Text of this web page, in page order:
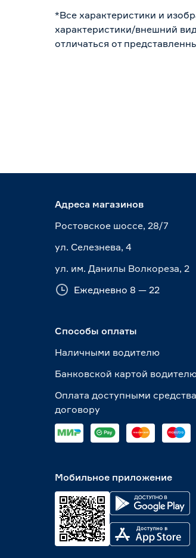
*Все характеристики и
характеристики/внешний
отличаться от
Адреса магазинов
Ростовское шоссе, 28/7
ул. Селезнева, 4
ул. им. Данилы Волкореза, 2
Ежедневно 8 — 22
Способы оплаты
Наличными водителю
Банковской картой
Оплата доступными
договору
Мобильное приложение